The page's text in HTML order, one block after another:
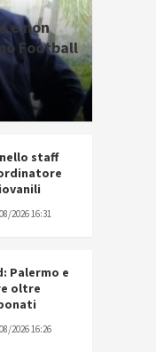
e non
Football
staff
2026 16:31
Palermo e
oltre
2026 16:26